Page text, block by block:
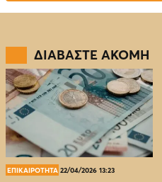
ΔΙΑΒΑΣΤΕ ΑΚΟΜΗ
ΕΠΙΚΑΙΡΟΤΗΤΑ 22/04/2026 13:23